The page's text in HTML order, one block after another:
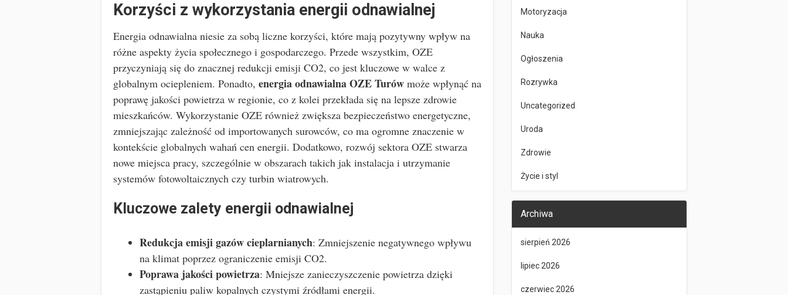
Korzyści z wykorzystania energii odnawialnej
Energia odnawialna niesie za sobą liczne korzyści, które mają pozytywny wpływ na
różne aspekty życia społecznego i gospodarczego. Przede wszystkim, OZE
przyczyniają się do znacznej redukcji emisji CO2, co jest kluczowe w walce z
globalnym ociepleniem. Ponadto, energia odnawialna OZE Turów może wpłynąć na
poprawę jakości powietrza w regionie, co z kolei przekłada się na lepsze zdrowie
mieszkańców. Wykorzystanie OZE również zwiększa bezpieczeństwo energetyczne,
zmniejszając zależność od importowanych surowców, co ma ogromne znaczenie w
kontekście globalnych wahań cen energii. Dodatkowo, rozwój sektora OZE stwarza
nowe miejsca pracy, szczególnie w obszarach takich jak instalacja i utrzymanie
systemów fotowoltaicznych czy turbin wiatrowych.
Kluczowe zalety energii odnawialnej
Redukcja emisji gazów cieplarnianych: Zmniejszenie negatywnego wpływu
na klimat poprzez ograniczenie emisji CO2.
Poprawa jakości powietrza: Mniejsze zanieczyszczenie powietrza dzięki
zastąpieniu paliw kopalnych czystymi źródłami energii.
Motoryzacja
Nauka
Ogłoszenia
Rozrywka
Uncategorized
Uroda
Zdrowie
Życie i styl
Archiwa
sierpień 2026
lipiec 2026
czerwiec 2026